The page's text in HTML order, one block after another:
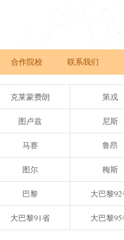
合作院校 联系我们
克莱蒙费朗 第戎
图卢兹 尼斯
马赛 鲁昂
图尔 梅斯
巴黎 大巴黎92
大巴黎91省 大巴黎95